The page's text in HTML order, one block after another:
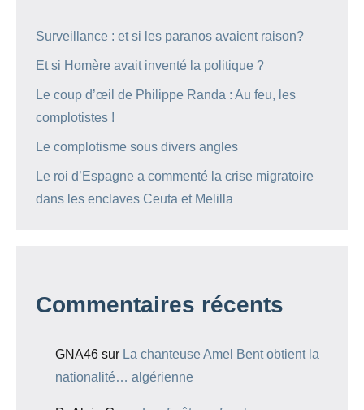
Surveillance : et si les paranos avaient raison?
Et si Homère avait inventé la politique ?
Le coup d’œil de Philippe Randa : Au feu, les
complotistes !
Le complotisme sous divers angles
Le roi d’Espagne a commenté la crise migratoire
dans les enclaves Ceuta et Melilla
Commentaires récents
GNA46 sur La chanteuse Amel Bent obtient la
nationalité… algérienne